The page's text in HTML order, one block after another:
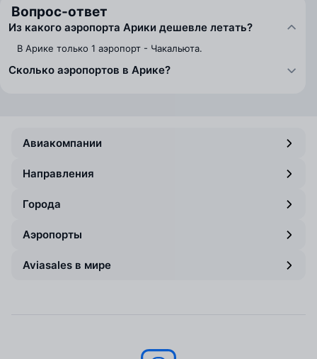
Вопрос-ответ
Из какого аэропорта Арики дешевле летать?
В Арике только 1 аэропорт - Чакальюта.
Сколько аэропортов в Арике?
Авиакомпании
Направления
Города
Аэропорты
Aviasales в мире